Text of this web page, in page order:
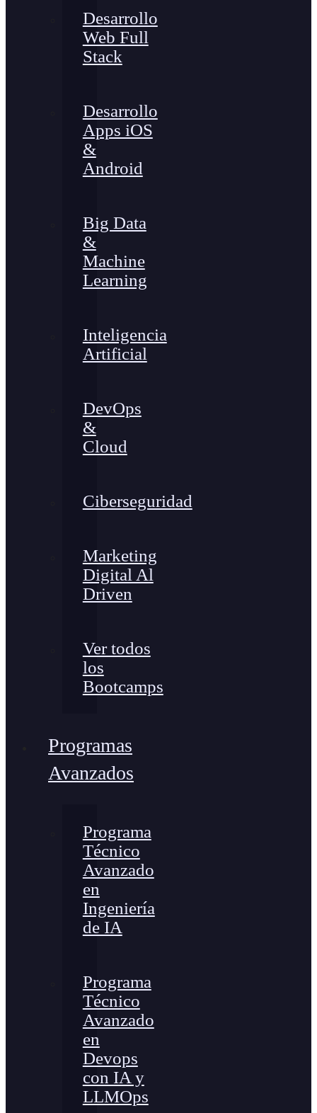
Desarrollo
Web Full
Stack
Desarrollo
Apps iOS
&
Android
Big Data
&
Machine
Learning
Inteligencia
Artificial
DevOps
&
Cloud
Ciberseguridad
Marketing
Digital Al
Driven
Ver todos
los
Bootcamps
Programas
Avanzados
Programa
Técnico
Avanzado
en
Ingeniería
de IA
Programa
Técnico
Avanzado
en
Devops
con IA y
LLMOps